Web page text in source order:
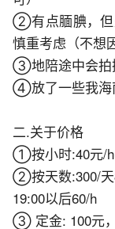
②有点腼腆，但
慎重考虑（不想
③地陪途中会拍
④放了一些我海
二.关于价格
①按小时:40元/
②按天数:300/天
19:00以后60/h
③ 定金: 100元